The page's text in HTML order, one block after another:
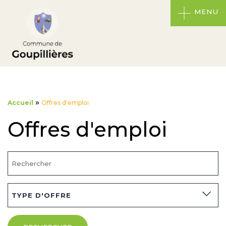
MENU
Accueil » Offres d'emploi
Offres d'emploi
TYPE D'OFFRE